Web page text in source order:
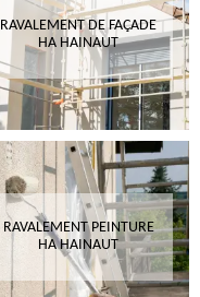
RAVALEMENT DE FAÇADE
HA HAINAUT
RAVALEMENT PEINTURE
HA HAINAUT